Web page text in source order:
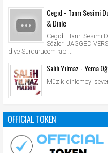
Cegıd - Tanrı Sesimi
& Dinle
Cegıd - Tanrı Sesimi
Sözleri JAGGED
diye Sürdürücem rap ...
Salih Yılmaz - Yema
Müzik dinlemeyi
OFFICIAL TOKEN